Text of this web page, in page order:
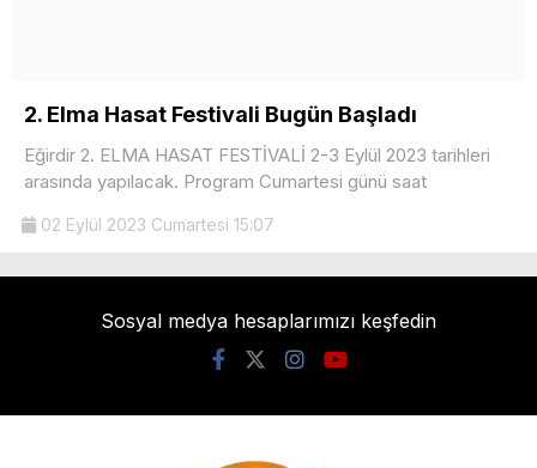
2. Elma Hasat Festivali Bugün Başladı
Eğirdir 2. ELMA HASAT FESTİVALİ 2-3 Eylül 2023 tarihleri
arasında yapılacak. Program Cumartesi günü saat
02 Eylül 2023 Cumartesi 15:07
Sosyal medya hesaplarımızı keşfedin